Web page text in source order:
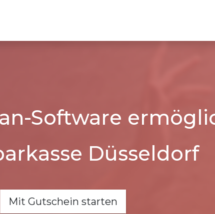
Software
Düsseldorf
Mit Gutschein starten